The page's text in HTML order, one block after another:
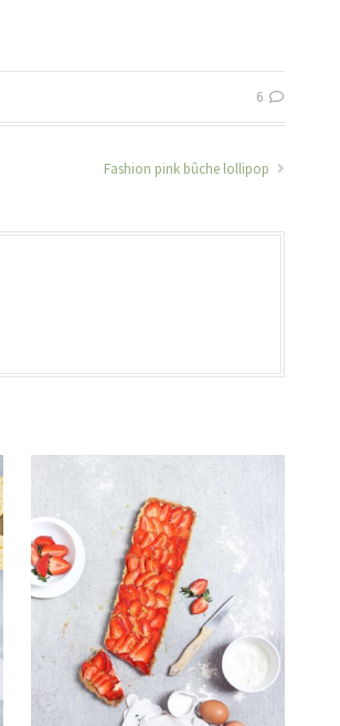
6
Fashion pink bûche lollipop